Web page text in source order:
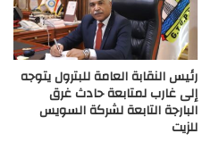
رئيس النقابة العامة للبترول يتوجه
إلى غارب لمتابعة حادث غرق
البارجة التابعة لشركة السويس
للزيت